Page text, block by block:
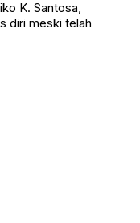
K. Santosa,
diri meski telah